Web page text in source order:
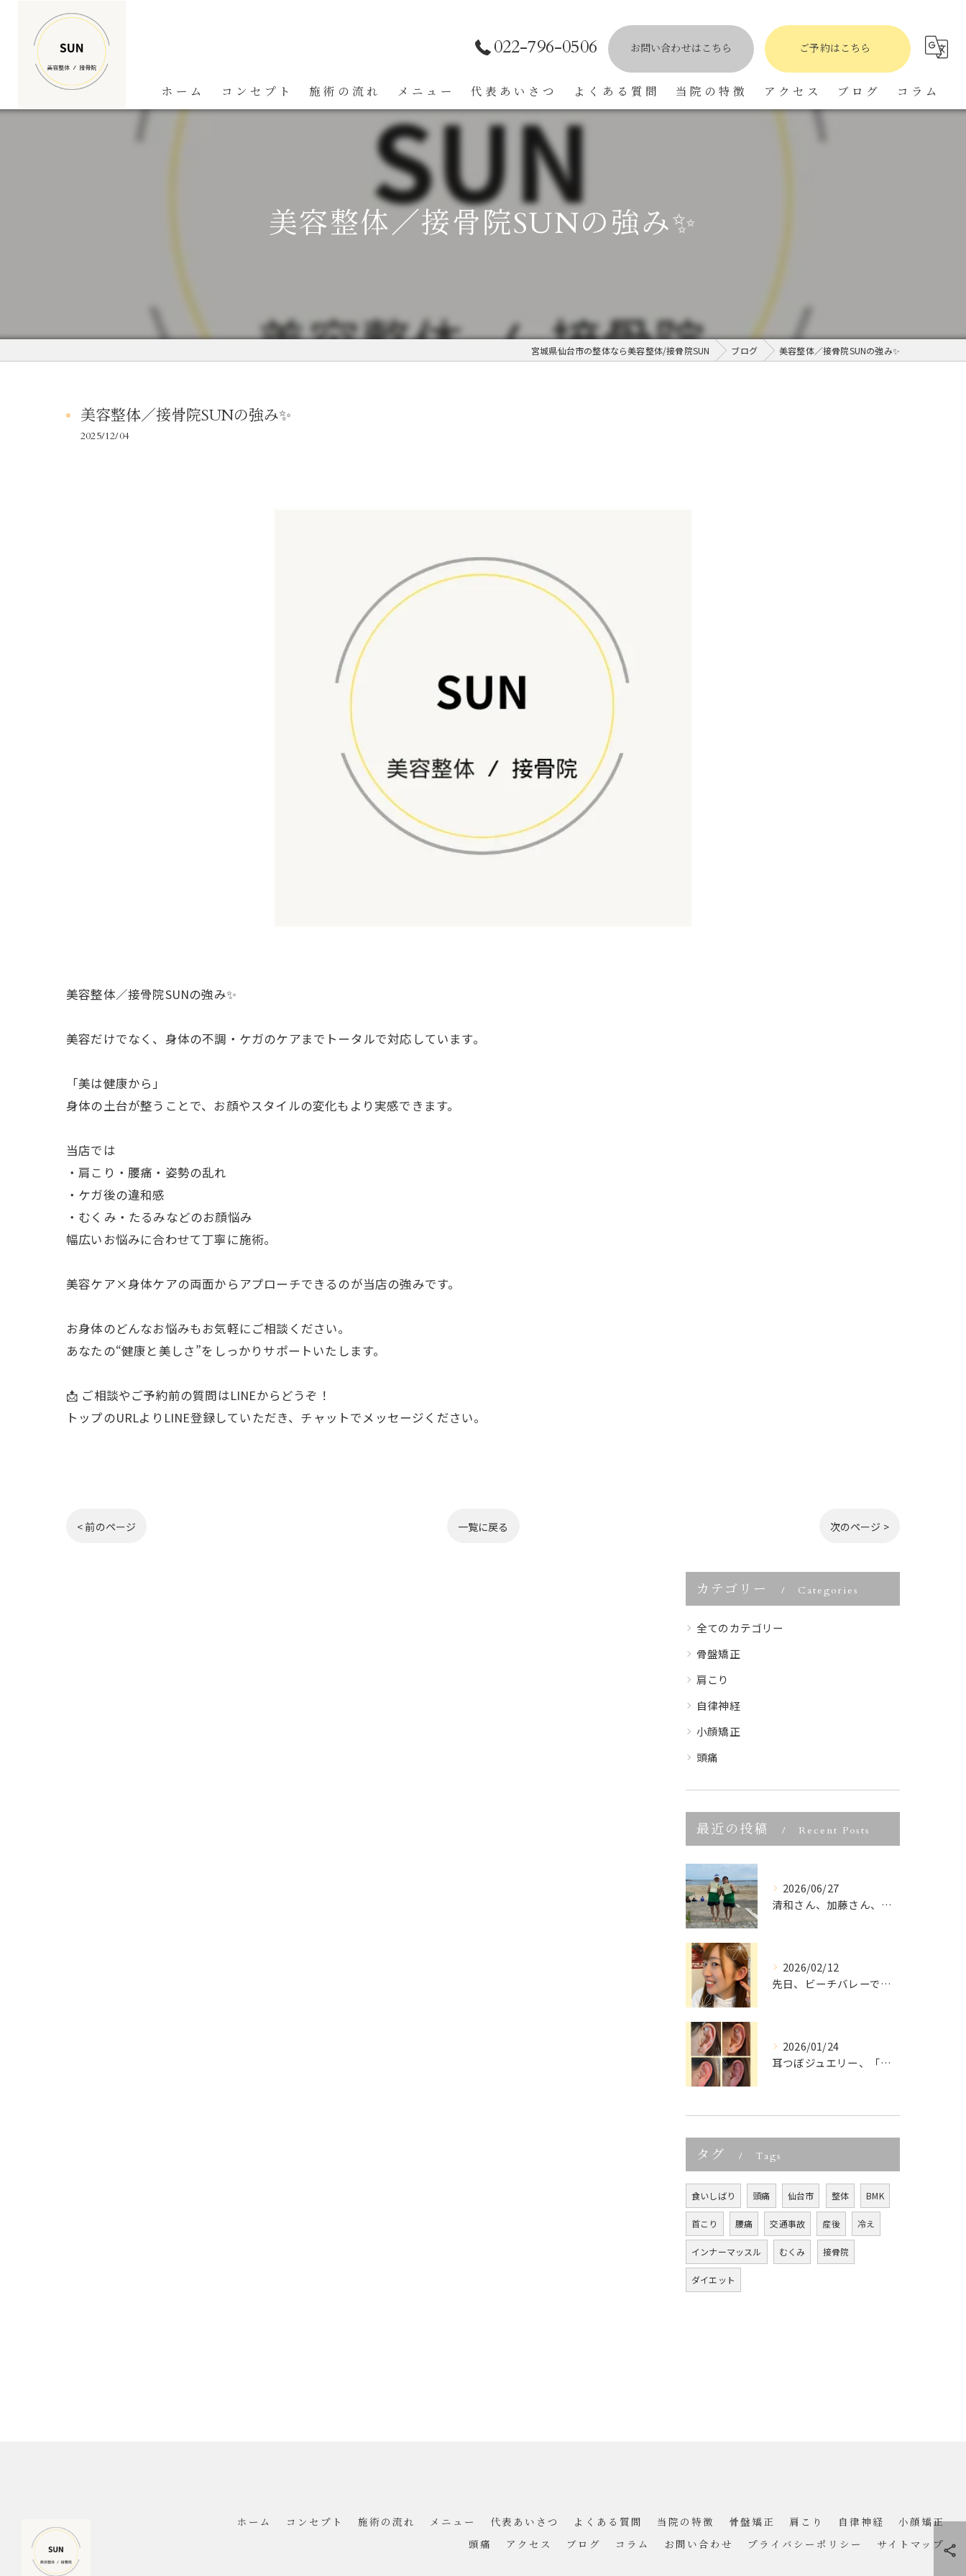
022-796-0506 お問い合わせはこちら ご予約はこちら
ホーム コンセプト 施術の流れ メニュー 代表あいさつ よくある質問 当院の特徴 アクセス ブログ コラム
美容整体／接骨院SUNの強み✨
宮城県仙台市の整体なら美容整体/接骨院SUN ブログ 美容整体／接骨院SUNの強み✨
美容整体／接骨院SUNの強み✨
2025/12/04
美容整体／接骨院SUNの強み✨
美容だけでなく、身体の不調・ケガのケアまでトータルで対応しています。
「美は健康から」
身体の土台が整うことで、お顔やスタイルの変化もより実感できます。
当店では
・肩こり・腰痛・姿勢の乱れ
・ケガ後の違和感
・むくみ・たるみなどのお顔悩み
幅広いお悩みに合わせて丁寧に施術。
美容ケア×身体ケアの両面からアプローチできるのが当店の強みです。
お身体のどんなお悩みもお気軽にご相談ください。
あなたの“健康と美しさ”をしっかりサポートいたします。
📩 ご相談やご予約前の質問はLINEからどうぞ！
トップのURLよりLINE登録していただき、チャットでメッセージください。
< 前のページ 一覧に戻る 次のページ >
カテゴリー Categories
全てのカテゴリー
骨盤矯正
肩こり
自律神経
小顔矯正
頭痛
最近の投稿 Recent Posts
2026/06/27
清和さん、加藤さん、宮城県ビーチバレー大会優勝、本当におめで...
2026/02/12
先日、ビーチバレーでご活躍中の
2026/01/24
耳つぼジュエリー、「可愛いだけでしょ？」って思っていませんか...
タグ Tags
食いしばり 頭痛 仙台市 整体 BMK
首こり 腰痛 交通事故 産後 冷え
インナーマッスル むくみ 接骨院
ダイエット
ホーム コンセプト 施術の流れ メニュー 代表あいさつ よくある質問 当院の特徴 骨盤矯正 肩こり 自律神経
小顔矯正
頭痛
アクセス ブログ コラム お問い合わせ プライバシーポリシー サイトマップ